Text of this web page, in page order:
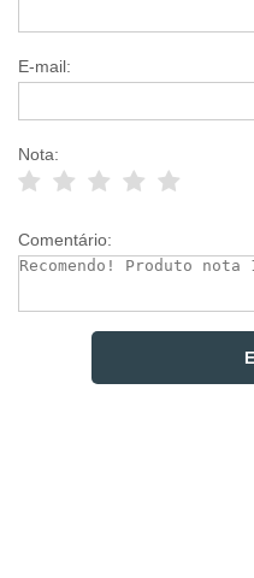
E-mail:
Nota:
Comentário: